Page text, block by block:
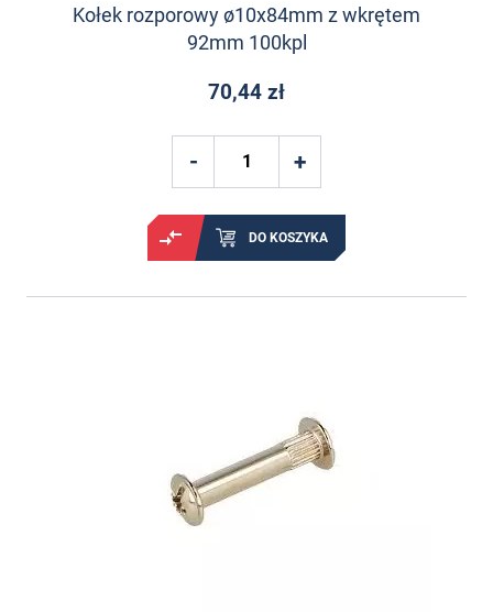
Kołek rozporowy ø10x84mm z wkrętem
92mm 100kpl
70,44 zł
DO KOSZYKA